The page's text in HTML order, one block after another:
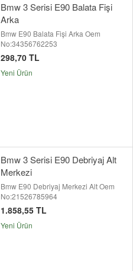
Bmw 3 Serisi E90 Balata Fişi
Arka
Bmw E90 Balata Fişi Arka Oem
No:34356762253
298,70 TL
Yeni Ürün
Bmw 3 Serisi E90 Debriyaj Alt
Merkezi
Bmw E90 Debriyaj Merkezi Alt Oem
No:21526785964
1.858,55 TL
Yeni Ürün